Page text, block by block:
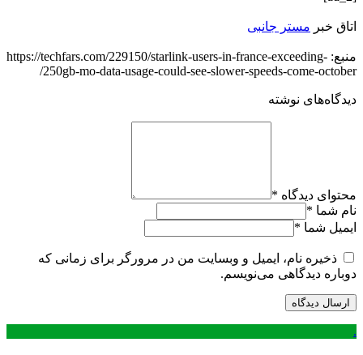
اتاق خبر مستر جانبی
منبع: https://techfars.com/229150/starlink-users-in-france-exceeding-
250gb-mo-data-usage-could-see-slower-speeds-come-october/
دیدگاه‌های نوشته
محتوای دیدگاه *
نام شما *
ایمیل شما *
ذخیره نام، ایمیل و وبسایت من در مرورگر برای زمانی که
دوباره دیدگاهی می‌نویسم.
.